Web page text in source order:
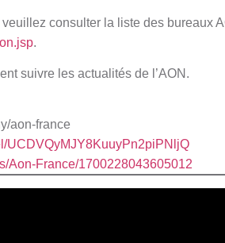
consulter la liste des bureaux
.
suivre les actualités de l’AON.
aon-france
UCDVQyMJY8KuuyPn2piPNljQ
Aon-France/1700228043605012